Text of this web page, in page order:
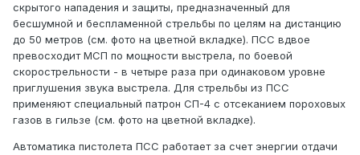
скрытого нападения и защиты, предназначенный для
бесшумной и беспламенной стрельбы по целям на дистанцию
до 50 метров (см. фото на цветной вкладке). ПСС вдвое
превосходит МСП по мощности выстрела, по боевой
скорострельности - в четыре раза при одинаковом уровне
приглушения звука выстрела. Для стрельбы из ПСС
применяют специальный патрон СП-4 с отсеканием пороховых
газов в гильзе (см. фото на цветной вкладке).
Автоматика пистолета ПСС работает за счет энергии отдачи